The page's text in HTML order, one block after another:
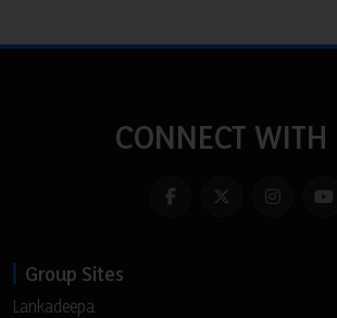
CONNECT WITH
Group Sites
Lankadeepa